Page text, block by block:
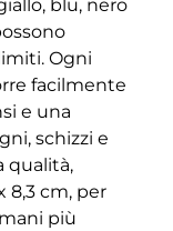
blu, nero
Ogni
facilmente
e una
schizzi e
qualità,
8,3 cm, per
più